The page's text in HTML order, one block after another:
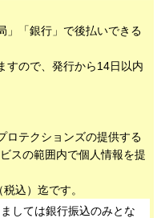
」「銀行」で後払いできる
すので、発行から14日以内
ロテクションズの提供する
スの範囲内で個人情報を提
込）迄です。
しては銀行振込のみとな